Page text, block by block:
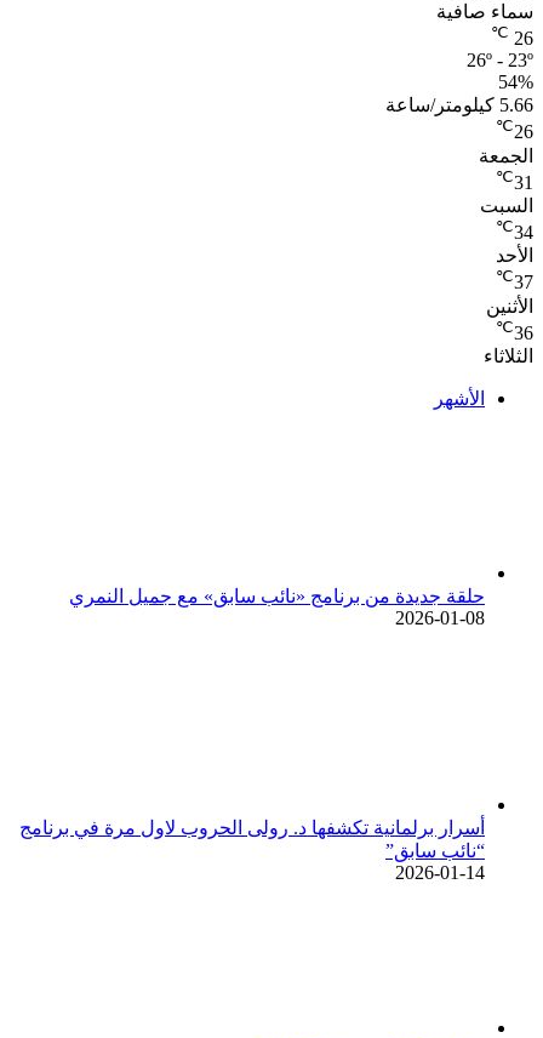
سماء صافية
26
℃
26º - 23º
54%
5.66 كيلومتر/ساعة
26
℃
الجمعة
31
℃
السبت
34
℃
الأحد
37
℃
الأثنين
36
℃
الثلاثاء
الأشهر
حلقة جديدة من برنامج «نائب سابق» مع جميل النمري
2026-01-08
أسرار برلمانية تكشفها د. رولى الحروب لاول مرة في برنامج
“نائب سابق”
2026-01-14